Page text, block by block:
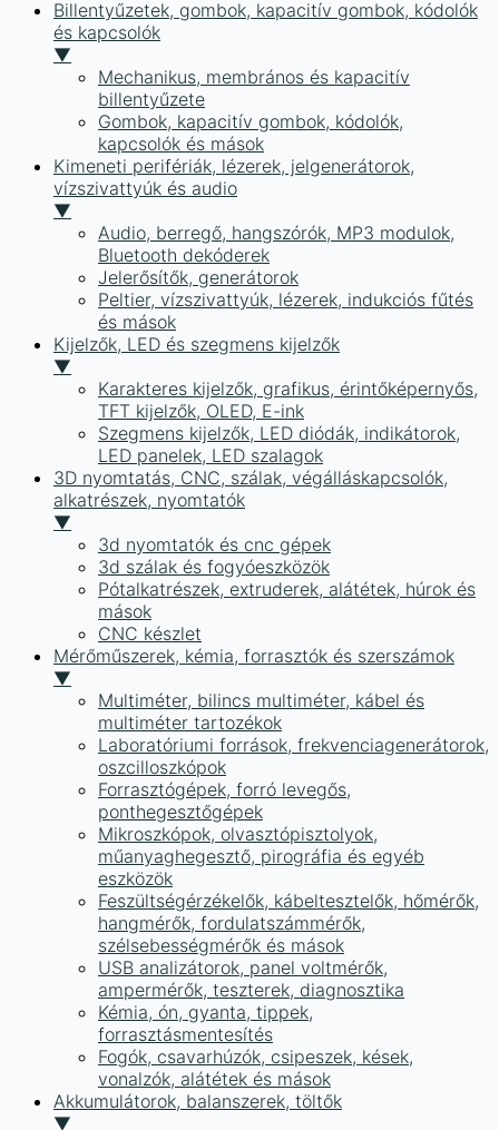
Billentyűzetek, gombok, kapacitív gombok, kódolók
és kapcsolók
▼
Mechanikus, membrános és kapacitív
billentyűzete
Gombok, kapacitív gombok, kódolók,
kapcsolók és mások
Kimeneti perifériák, lézerek, jelgenerátorok,
vízszivattyúk és audio
▼
Audio, berregő, hangszórók, MP3 modulok,
Bluetooth dekóderek
Jelerősítők, generátorok
Peltier, vízszivattyúk, lézerek, indukciós fűtés
és mások
Kijelzők, LED és szegmens kijelzők
▼
Karakteres kijelzők, grafikus, érintőképernyős,
TFT kijelzők, OLED, E-ink
Szegmens kijelzők, LED diódák, indikátorok,
LED panelek, LED szalagok
3D nyomtatás, CNC, szálak, végálláskapcsolók,
alkatrészek, nyomtatók
▼
3d nyomtatók és cnc gépek
3d szálak és fogyóeszközök
Pótalkatrészek, extruderek, alátétek, húrok és
mások
CNC készlet
Mérőműszerek, kémia, forrasztók és szerszámok
▼
Multiméter, bilincs multiméter, kábel és
multiméter tartozékok
Laboratóriumi források, frekvenciagenerátorok,
oszcilloszkópok
Forrasztógépek, forró levegős,
ponthegesztőgépek
Mikroszkópok, olvasztópisztolyok,
műanyaghegesztő, pirográfia és egyéb
eszközök
Feszültségérzékelők, kábeltesztelők, hőmérők,
hangmérők, fordulatszámmérők,
szélsebességmérők és mások
USB analizátorok, panel voltmérők,
ampermérők, teszterek, diagnosztika
Kémia, ón, gyanta, tippek,
forrasztásmentesítés
Fogók, csavarhúzók, csipeszek, kések,
vonalzók, alátétek és mások
Akkumulátorok, balanszerek, töltők
▼